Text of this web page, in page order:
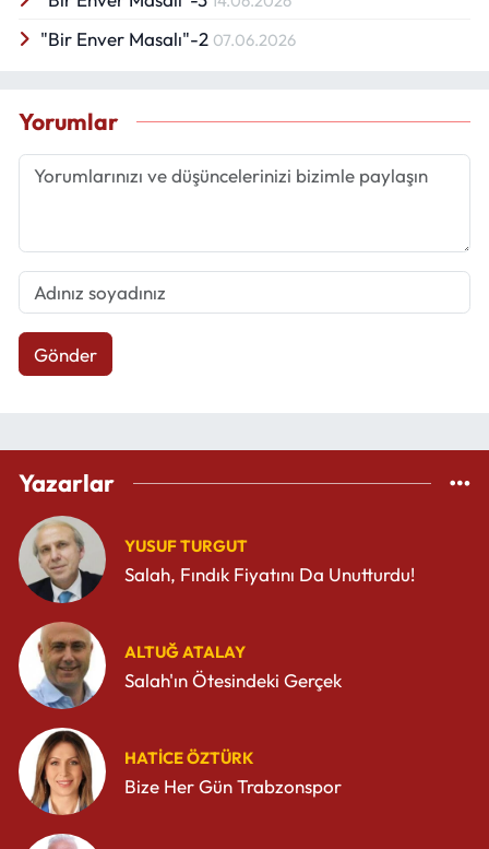
"Bir Enver Masalı"-2 07.06.2026
Yorumlar
Gönder
Yazarlar
YUSUF TURGUT
Salah, Fındık Fiyatını Da Unutturdu!
ALTUĞ ATALAY
Salah'ın Ötesindeki Gerçek
HATICE ÖZTÜRK
Bize Her Gün Trabzonspor